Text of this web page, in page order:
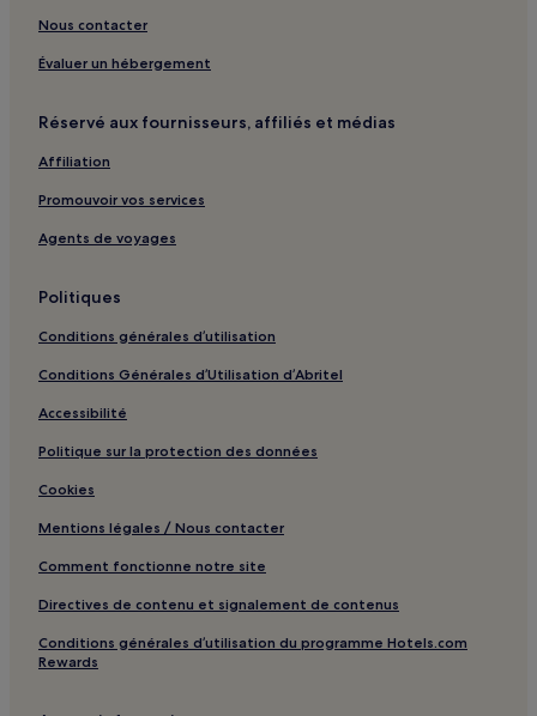
Isle : hôtels
Limoges : hôtels Hôtels avec parking
Limoges : hôtels Hôtels de luxe
Limoges : hôtels
Tour de Piégut : hôtels à proximité
Pays de Nexon Monts de Châlus : hôtels
Ouest Limousin : hôtels
Val de Vienne : hôtels
Limoges Métropole : hôtels
Charente Limousine : hôtels
Nous contacter
Évaluer un hébergement
Réservé aux fournisseurs, affiliés et médias
Affiliation
Promouvoir vos services
Agents de voyages
Politiques
Conditions générales d’utilisation
Conditions Générales d’Utilisation d’Abritel
Accessibilité
Politique sur la protection des données
Cookies
Mentions légales / Nous contacter
Comment fonctionne notre site
Directives de contenu et signalement de contenus
Conditions générales d’utilisation du programme Hotels.com
Rewards